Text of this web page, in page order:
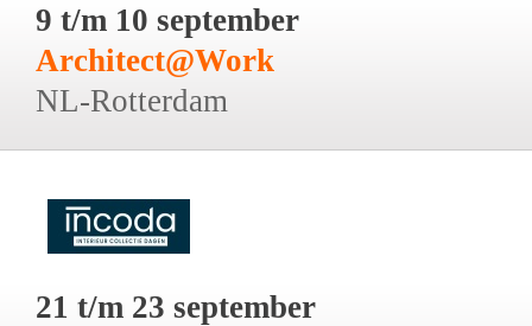
9 t/m 10 september
Architect@Work
NL-Rotterdam
21 t/m 23 september